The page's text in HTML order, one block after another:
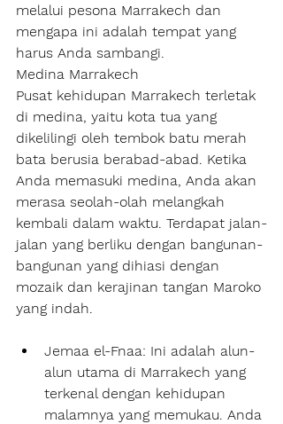
melalui pesona Marrakech dan
mengapa ini adalah tempat yang
harus Anda sambangi.
Medina Marrakech
Pusat kehidupan Marrakech terletak
di medina, yaitu kota tua yang
dikelilingi oleh tembok batu merah
bata berusia berabad-abad. Ketika
Anda memasuki medina, Anda akan
merasa seolah-olah melangkah
kembali dalam waktu. Terdapat jalan-
jalan yang berliku dengan bangunan-
bangunan yang dihiasi dengan
mozaik dan kerajinan tangan Maroko
yang indah.
Jemaa el-Fnaa: Ini adalah alun-
alun utama di Marrakech yang
terkenal dengan kehidupan
malamnya yang memukau. Anda